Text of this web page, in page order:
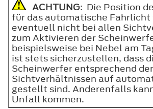
ACHTUNG: Die Position
für das automatische
eventuell nicht bei allen
zum Aktivieren der
beispielsweise bei Nebel am
ist stets sicherzustellen, dass
Scheinwerfer entsprechend
Sichtverhältnissen auf
gestellt sind. Anderenfalls
Unfall kommen.